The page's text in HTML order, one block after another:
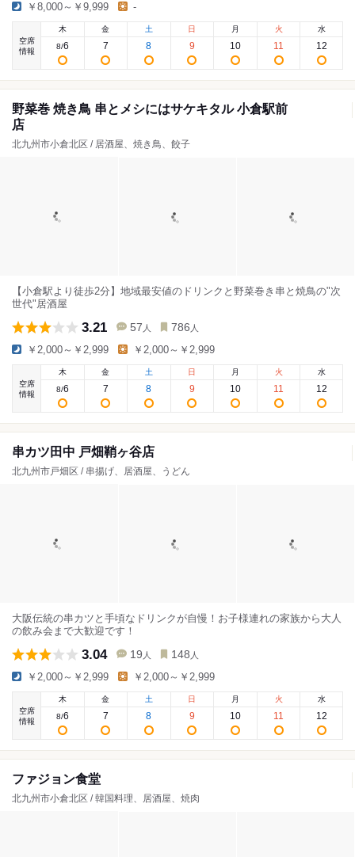
￥8,000～￥9,999 -
空席
情報
木
8/6
金
7
土
8
日
9
月
10
火
11
水
12
野菜巻 焼き鳥 串とメシにはサケキタル 小倉駅前
店
北九州市小倉北区 / 居酒屋、焼き鳥、餃子
【小倉駅より徒歩2分】地域最安値のドリンクと野菜巻き串と焼鳥の"次
世代"居酒屋
3.21 57 人 786 人
￥2,000～￥2,999 ￥2,000～￥2,999
空席
情報
木
8/6
金
7
土
8
日
9
月
10
火
11
水
12
串カツ田中 戸畑鞘ヶ谷店
北九州市戸畑区 / 串揚げ、居酒屋、うどん
大阪伝統の串カツと手頃なドリンクが自慢！お子様連れの家族から大人
の飲み会まで大歓迎です！
3.04 19 人 148 人
￥2,000～￥2,999 ￥2,000～￥2,999
空席
情報
木
8/6
金
7
土
8
日
9
月
10
火
11
水
12
ファジョン食堂
北九州市小倉北区 / 韓国料理、居酒屋、焼肉